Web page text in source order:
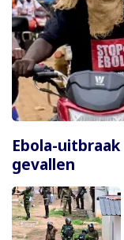
Ebola-
gevallen